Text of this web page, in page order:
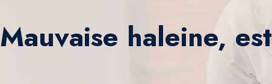
Mauvaise haleine,